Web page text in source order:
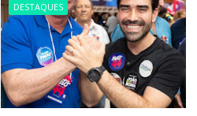
DESTAQUES